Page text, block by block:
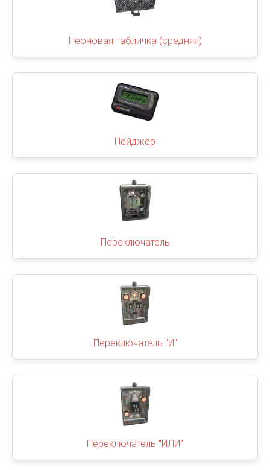
Неоновая табличка (средняя)
Пейджер
Переключатель
Переключатель "И"
Переключатель "ИЛИ"